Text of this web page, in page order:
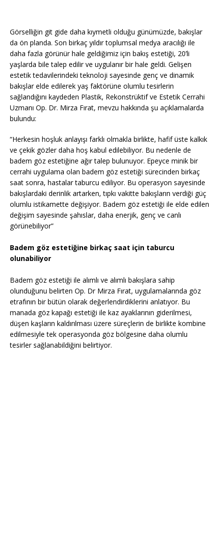
Görselliğin git gide daha kıymetli olduğu günümüzde, bakışlar
da ön planda. Son birkaç yıldır toplumsal medya aracılığı ile
daha fazla görünür hale geldiğimiz için bakış estetiği, 20’li
yaşlarda bile talep edilir ve uygulanır bir hale geldi. Gelişen
estetik tedavilerindeki teknoloji sayesinde genç ve dinamik
bakışlar elde edilerek yaş faktörüne olumlu tesirlerin
sağlandığını kaydeden Plastik, Rekonstrüktif ve Estetik Cerrahi
Uzmanı Op. Dr. Mirza Fırat, mevzu hakkında şu açıklamalarda
bulundu:
“Herkesin hoşluk anlayışı farklı olmakla birlikte, hafif üste kalkık
ve çekik gözler daha hoş kabul edilebiliyor. Bu nedenle de
badem göz estetiğine ağır talep bulunuyor. Epeyce minik bir
cerrahi uygulama olan badem göz estetiği sürecinden birkaç
saat sonra, hastalar taburcu ediliyor. Bu operasyon sayesinde
bakışlardaki derinlik artarken, tıpkı vakitte bakışların verdiği güç
olumlu istikamette değişiyor. Badem göz estetiği ile elde edilen
değişim sayesinde şahıslar, daha enerjik, genç ve canlı
görünebiliyor”
Badem göz estetiğine birkaç saat için taburcu
olunabiliyor
Badem göz estetiği ile alımlı ve alımlı bakışlara sahip
olunduğunu belirten Op. Dr Mirza Fırat, uygulamalarında göz
etrafının bir bütün olarak değerlendirdiklerini anlatıyor. Bu
manada göz kapağı estetiği ile kaz ayaklarının giderilmesi,
düşen kaşların kaldırılması üzere süreçlerin de birlikte kombine
edilmesiyle tek operasyonda göz bölgesine daha olumlu
tesirler sağlanabildiğini belirtiyor.